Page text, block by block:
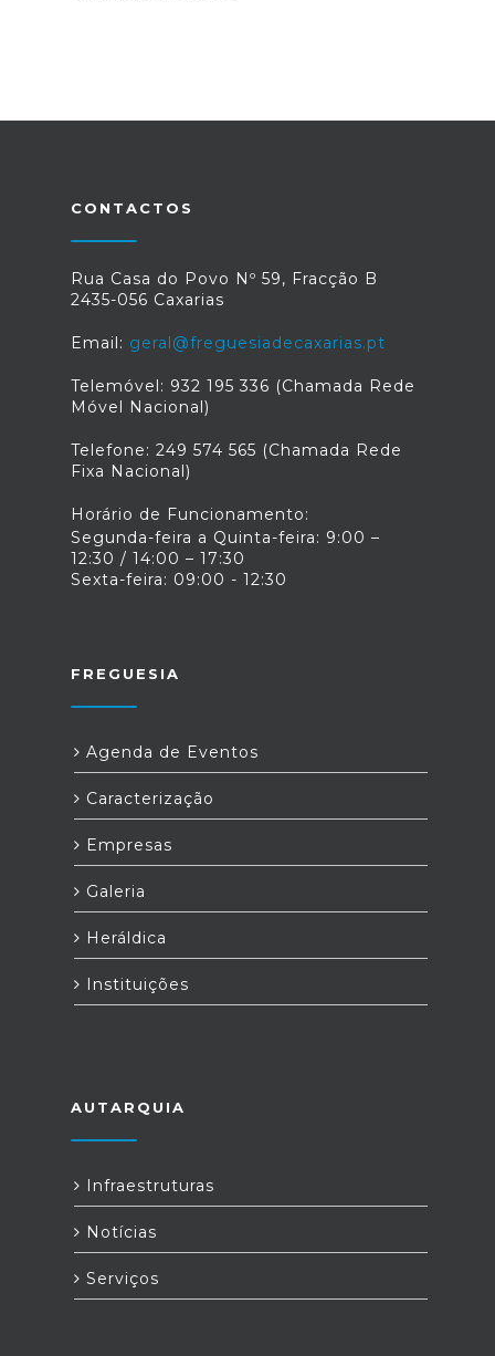
CONTACTOS
Rua Casa do Povo Nº 59, Fracção B
2435-056 Caxarias
Email: geral@freguesiadecaxarias.pt
Telemóvel: 932 195 336 (Chamada Rede
Móvel Nacional)
Telefone: 249 574 565 (Chamada Rede
Fixa Nacional)
Horário de Funcionamento:
Segunda-feira a Quinta-feira: 9:00 –
12:30 / 14:00 – 17:30
Sexta-feira: 09:00 - 12:30
FREGUESIA
Agenda de Eventos
Caracterização
Empresas
Galeria
Heráldica
Instituições
AUTARQUIA
Infraestruturas
Notícias
Serviços